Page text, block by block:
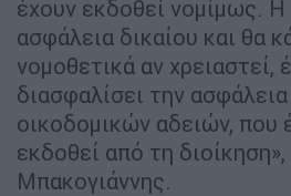
έχουν εκδοθεί νομίμως. Η
ασφάλεια δικαίου και θα
νομοθετικά αν χρειαστεί,
διασφαλίσει την
οικοδομικών αδειών, που
εκδοθεί από τη
Μπακογιάννης.